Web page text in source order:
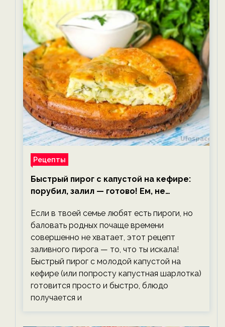
Рецепты
Быстрый пирог с капустой на кефире:
порубил, залил — готово! Ем, не
Если в твоей семье любят есть пироги, но
баловать родных почаще времени
совершенно не хватает, этот рецепт
заливного пирога — то, что ты искала!
Быстрый пирог с молодой капустой на
кефире (или попросту капустная шарлотка)
готовится просто и быстро, блюдо
получается и